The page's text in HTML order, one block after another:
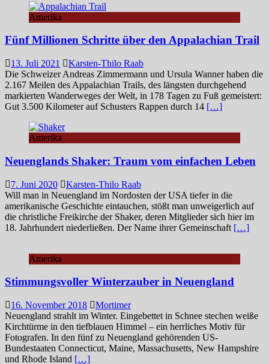
Amerika
Fünf Millionen Schritte über den Appalachian Trail
13. Juli 2021
Karsten-Thilo Raab
Die Schweizer Andreas Zimmermann und Ursula Wanner haben die
2.167 Meilen des Appalachian Trails, des längsten durchgehend
markierten Wanderweges der Welt, in 178 Tagen zu Fuß gemeistert:
Gut 3.500 Kilometer auf Schusters Rappen durch 14 […]
Amerika
Neuenglands Shaker: Traum vom einfachen Leben
7. Juni 2020
Karsten-Thilo Raab
Will man in Neuengland im Nordosten der USA tiefer in die
amerikanische Geschichte eintauchen, stößt man unweigerlich auf
die christliche Freikirche der Shaker, deren Mitglieder sich hier im
18. Jahrhundert niederließen. Der Name ihrer Gemeinschaft […]
Amerika
Stimmungsvoller Winterzauber in Neuengland
16. November 2018
Mortimer
Neuengland strahlt im Winter. Eingebettet in Schnee stechen weiße
Kirchtürme in den tiefblauen Himmel – ein herrliches Motiv für
Fotografen. In den fünf zu Neuengland gehörenden US-
Bundestaaten Connecticut, Maine, Massachusetts, New Hampshire
und Rhode Island […]